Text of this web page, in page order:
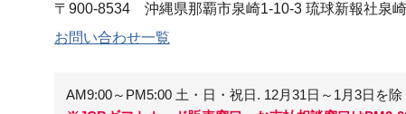
〒900-8534 沖縄県那覇市泉崎1-10-3 琉球新報社泉
お問い合わせ一覧
AM9:00～PM5:00 土・日・祝日. 12月31日～1月3日を除